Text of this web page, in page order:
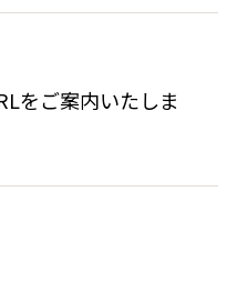
をご案内いたしま